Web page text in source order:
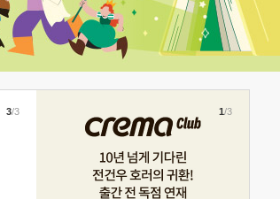
3/3 1/3